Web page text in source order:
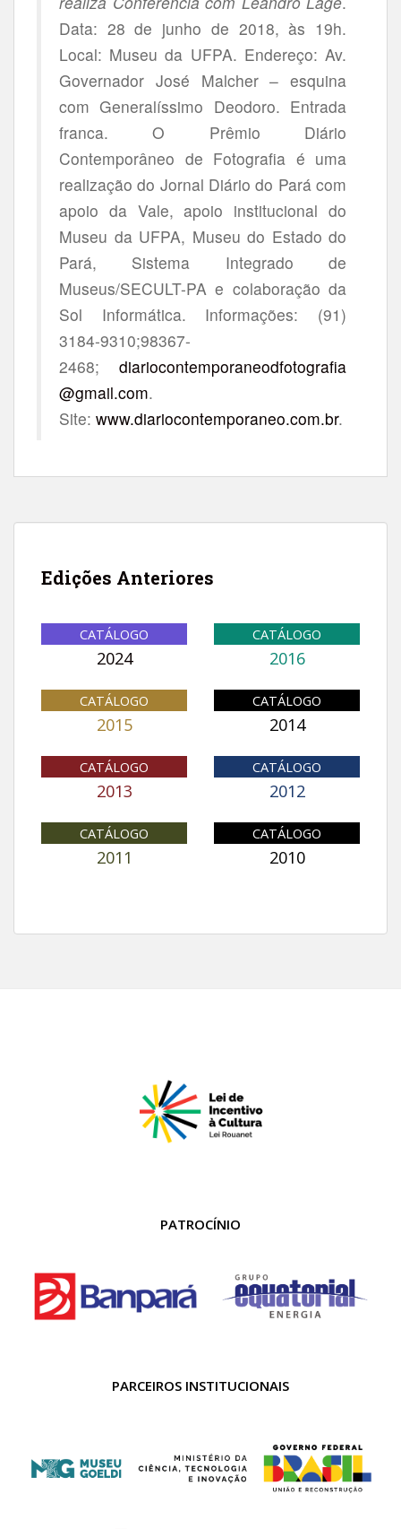
Data: 28 de junho de 2018, às 19h.
Local: Museu da UFPA. Endereço: Av.
Governador José Malcher – esquina
com Generalíssimo Deodoro. Entrada
franca. O Prêmio Diário
Contemporâneo de Fotografia é uma
realização do Jornal Diário do Pará com
apoio da Vale, apoio institucional do
Museu da UFPA, Museu do Estado do
Pará, Sistema Integrado de
Museus/SECULT-PA e colaboração da
Sol Informática. Informações: (91)
3184-9310;98367-
2468; diariocontemporaneodfotografia
@gmail.com.
Site: www.diariocontemporaneo.com.br.
Edições Anteriores
CATÁLOGO
2024
CATÁLOGO
2016
CATÁLOGO
2015
CATÁLOGO
2014
CATÁLOGO
2013
CATÁLOGO
2012
CATÁLOGO
2011
CATÁLOGO
2010
PATROCÍNIO
PARCEIROS INSTITUCIONAIS